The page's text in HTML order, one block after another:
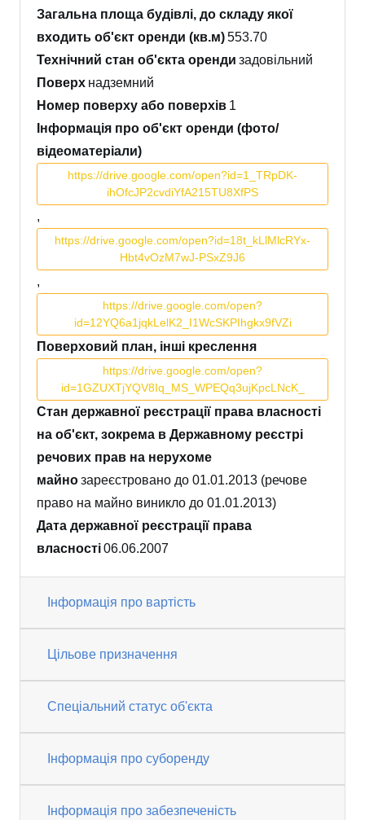
Загальна площа будівлі, до складу якої
входить об'єкт оренди (кв.м)553.70
Технічний стан об'єкта оренди задовільний
Поверх надземний
Номер поверху або поверхів 1
Інформація про об'єкт оренди (фото/
відеоматеріали)
https://drive.google.com/open?id=1_TRpDK-
ihOfcJP2cvdiYfA215TU8XfPS
,
https://drive.google.com/open?id=18t_kLlMlcRYx-
Hbt4vOzM7wJ-PSxZ9J6
,
https://drive.google.com/open?
id=12YQ6a1jqkLelK2_I1WcSKPIhgkx9fVZi
Поверховий план, інші креслення
https://drive.google.com/open?
id=1GZUXTjYQV8Iq_MS_WPEQq3ujKpcLNcK_
Стан державної реєстрації права власності
на об'єкт, зокрема в Державному реєстрі
речових прав на нерухоме
майнозареєстровано до 01.01.2013 (речове
право на майно виникло до 01.01.2013)
Дата державної реєстрації права
власності06.06.2007
Інформація про вартість
Цільове призначення
Спеціальний статус об'єкта
Інформація про суборенду
Інформація про забезпеченість